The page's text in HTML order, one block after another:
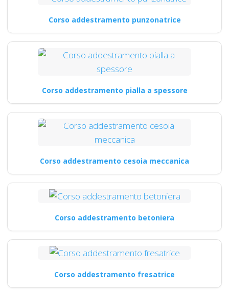
Corso addestramento punzonatrice
Corso addestramento pialla a spessore
Corso addestramento cesoia meccanica
Corso addestramento betoniera
Corso addestramento fresatrice